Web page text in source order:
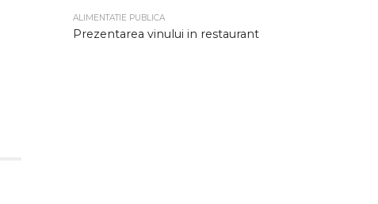
ALIMENTATIE PUBLICA
Prezentarea vinului in restaurant